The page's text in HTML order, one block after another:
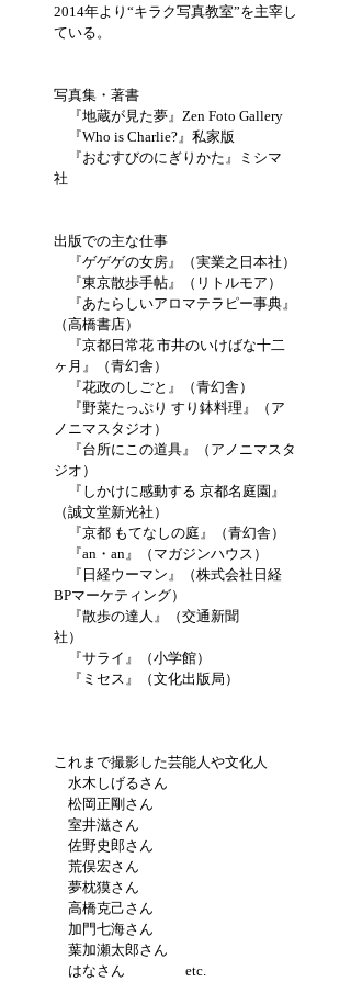
2014年より“キラク写真教室”を主宰し
ている。
写真集・著書
『地蔵が見た夢』Zen Foto Gallery
『Who is Charlie?』私家版
『おむすびのにぎりかた』ミシマ
社
出版での主な仕事
『ゲゲゲの女房』（実業之日本社）
『東京散歩手帖』（リトルモア）
『あたらしいアロマテラピー事典』
（高橋書店）
『京都日常花 市井のいけばな十二
ヶ月』（青幻舎）
『花政のしごと』（青幻舎）
『野菜たっぷり すり鉢料理』（ア
ノニマスタジオ）
『台所にこの道具』（アノニマスタ
ジオ）
『しかけに感動する 京都名庭園』
（誠文堂新光社）
『京都 もてなしの庭』（青幻舎）
『an・an』（マガジンハウス）
『日経ウーマン』（株式会社日経
BPマーケティング）
『散歩の達人』（交通新聞
社）
『サライ』（小学館）
『ミセス』（文化出版局）
これまで撮影した芸能人や文化人
水木しげるさん
松岡正剛さん
室井滋さん
佐野史郎さん
荒俣宏さん
夢枕獏さん
高橋克己さん
加門七海さん
葉加瀬太郎さん
はなさん etc.